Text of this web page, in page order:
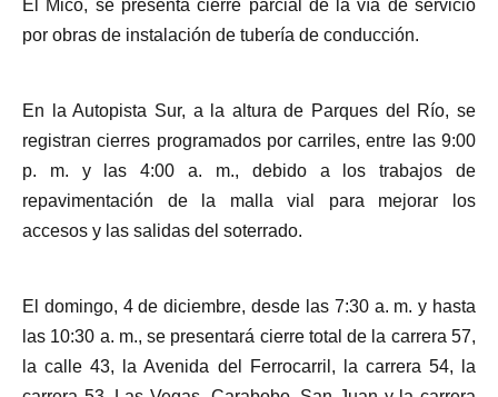
El Mico, se presenta cierre parcial de la vía de servicio
por obras de instalación de tubería de conducción.
En la Autopista Sur, a la altura de Parques del Río, se
registran cierres programados por carriles, entre las 9:00
p. m. y las 4:00 a. m., debido a los trabajos de
repavimentación de la malla vial para mejorar los
accesos y las salidas del soterrado.
El domingo, 4 de diciembre, desde las 7:30 a. m. y hasta
las 10:30 a. m., se presentará cierre total de la carrera 57,
la calle 43, la Avenida del Ferrocarril, la carrera 54, la